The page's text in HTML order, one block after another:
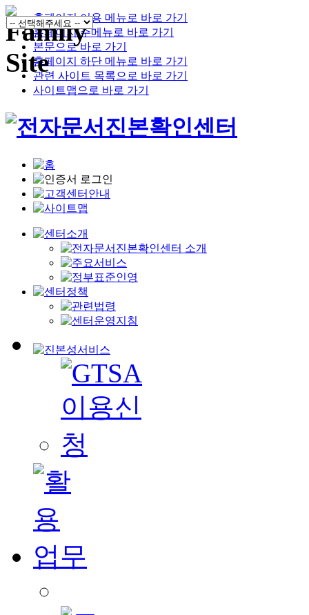
홈페이지 이용 메뉴로 바로 가기
홈페이지 주메뉴로 바로 가기
본문으로 바로 가기
홈페이지 하단 메뉴로 바로 가기
관련 사이트 목록으로 바로 가기
사이트맵으로 바로 가기